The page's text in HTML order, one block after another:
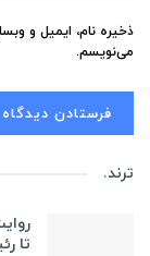
ذخیره نام، ایمیل و
می‌نویسم.
ترند.
تا